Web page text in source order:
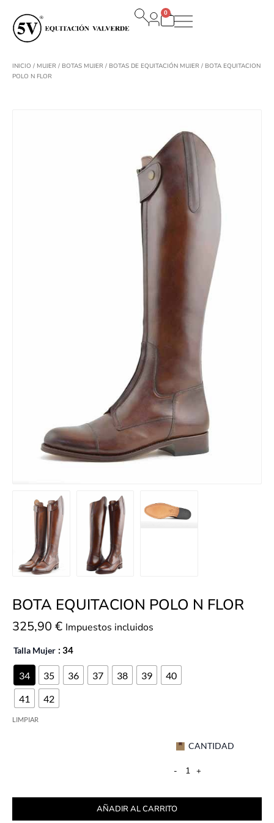
contenido
0
Carrito
INICIO / MUJER / BOTAS MUJER / BOTAS DE EQUITACIÓN MUJER / BOTA EQUITACION
POLO N FLOR
BOTA EQUITACION POLO N FLOR
325,90 € Impuestos incluidos
Talla Mujer : 34
34 35 36 37 38 39
40
41
42
LIMPIAR
CANTIDAD
- +
AÑADIR AL CARRITO